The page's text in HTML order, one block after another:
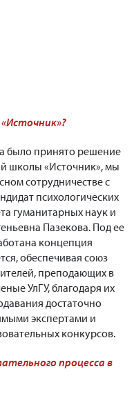
было принято решение
школы «Источник», мы
сотрудничестве с
психологических
гуманитарных наук и
Пазекова. Под ее
концепция
обеспечивая союз
преподающих в
УлГУ, благодаря их
достаточно
экспертами и
конкурсов.
процесса в